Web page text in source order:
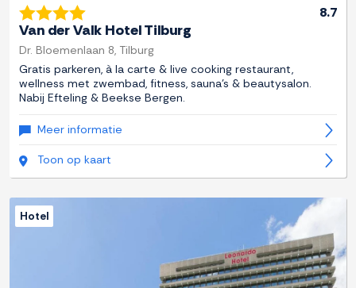
8.7
Van der Valk Hotel Tilburg
Dr. Bloemenlaan 8, Tilburg
Gratis parkeren, à la carte & live cooking restaurant,
wellness met zwembad, fitness, sauna's & beautysalon.
Nabij Efteling & Beekse Bergen.
Meer informatie
Toon op kaart
Hotel